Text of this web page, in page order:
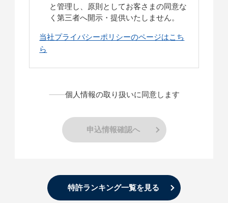
と管理し、原則としてお客さまの同意な
く第三者へ開示・提供いたしません。
当社プライバシーポリシーのページはこち
ら
個人情報の取り扱いに同意します
申込情報確認へ
特許ランキング一覧を見る